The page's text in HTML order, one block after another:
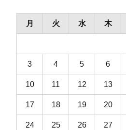
月 火 水 木
3 4 5 6
10 11 12 13
17 18 19 20
24 25 26 27